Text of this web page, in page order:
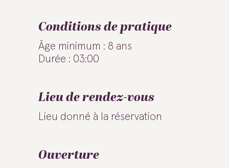
Conditions de pratique
Âge minimum : 8 ans
Durée : 03:00
Lieu de rendez-vous
Lieu donné à la réservation
Ouverture